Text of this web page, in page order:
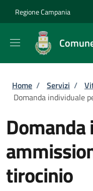
Regione Campania
Briciole di
Home / Servizi /
Domanda individuale
tirocinio